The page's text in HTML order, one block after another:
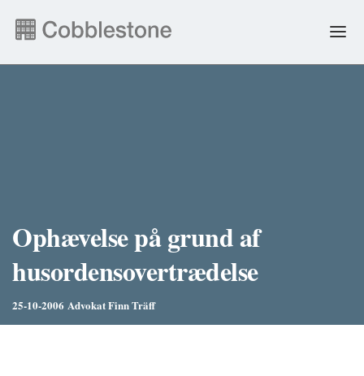
JOB
ENGLISH
Ophævelse på grund af
husordensovertrædelse
25-10-2006 Advokat Finn Träff